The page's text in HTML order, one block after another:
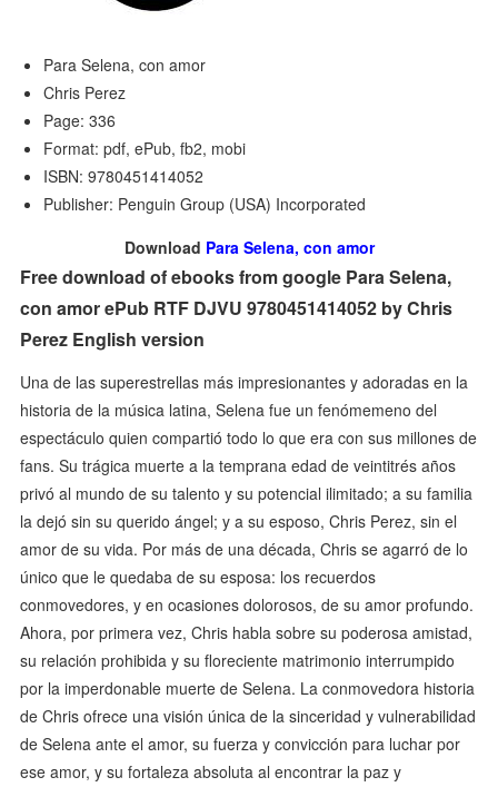
Para Selena, con amor
Chris Perez
Page: 336
Format: pdf, ePub, fb2, mobi
ISBN: 9780451414052
Publisher: Penguin Group (USA) Incorporated
Download Para Selena, con amor
Free download of ebooks from google Para Selena,
con amor ePub RTF DJVU 9780451414052 by Chris
Perez English version
Una de las superestrellas más impresionantes y adoradas en la
historia de la música latina, Selena fue un fenómemeno del
espectáculo quien compartió todo lo que era con sus millones de
fans. Su trágica muerte a la temprana edad de veintitrés años
privó al mundo de su talento y su potencial ilimitado; a su familia
la dejó sin su querido ángel; y a su esposo, Chris Perez, sin el
amor de su vida. Por más de una década, Chris se agarró de lo
único que le quedaba de su esposa: los recuerdos
conmovedores, y en ocasiones dolorosos, de su amor profundo.
Ahora, por primera vez, Chris habla sobre su poderosa amistad,
su relación prohibida y su floreciente matrimonio interrumpido
por la imperdonable muerte de Selena. La conmovedora historia
de Chris ofrece una visión única de la sinceridad y vulnerabilidad
de Selena ante el amor, su fuerza y convicción para luchar por
ese amor, y su fortaleza absoluta al encontrar la paz y